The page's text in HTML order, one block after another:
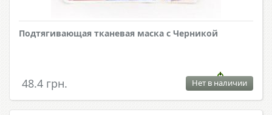
Подтягивающая тканевая маска с Черникой
48.4 грн. Нет в наличии